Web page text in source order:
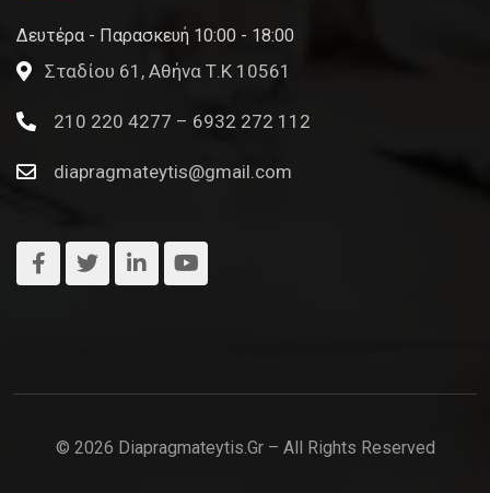
Δευτέρα - Παρασκευή 10:00 - 18:00
Σταδίου 61, Αθήνα Τ.Κ 10561
210 220 4277 – 6932 272 112
diapragmateytis@gmail.com
© 2026 Diapragmateytis.gr – All Rights Reserved